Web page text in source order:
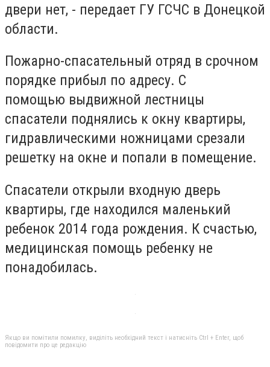
двери нет, - передает ГУ ГСЧС в Донецкой
области.
Пожарно-спасательный отряд в срочном
порядке прибыл по адресу. С
помощью выдвижной лестницы
спасатели поднялись к окну квартиры,
гидравлическими ножницами срезали
решетку на окне и попали в помещение.
Спасатели открыли входную дверь
квартиры, где находился маленький
ребенок 2014 года рождения. К счастью,
медицинская помощь ребенку не
понадобилась.
Якщо ви помітили помилку, виділіть необхідний текст і натисніть Ctrl + Enter, щоб
повідомити про це редакцію